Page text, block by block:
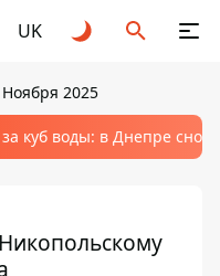
UK
2025
куб воды: в Днепре